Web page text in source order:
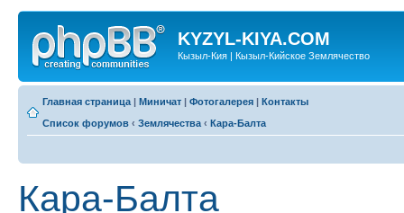
KYZYL-KIYA.COM
Кызыл-Кия | Кызыл-Кийское Землячество
Главная страница | Миничат | Фотогалерея | Контакты
Список форумов ‹ Землячества ‹ Кара-Балта
Кара-Балта